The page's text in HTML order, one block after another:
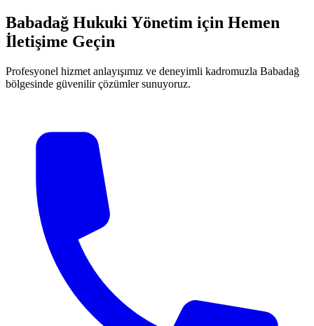
Babadağ Hukuki Yönetim için Hemen
İletişime Geçin
Profesyonel hizmet anlayışımız ve deneyimli kadromuzla Babadağ
bölgesinde güvenilir çözümler sunuyoruz.